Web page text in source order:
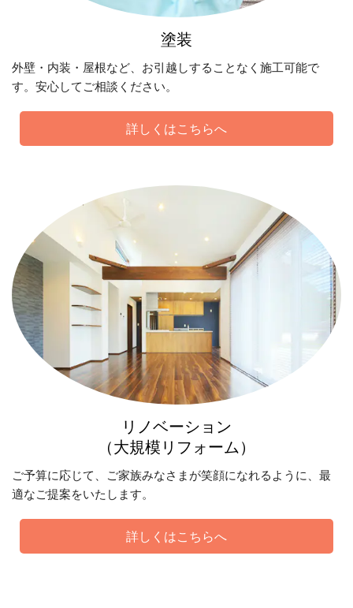
塗装
外壁・内装・屋根など、お引越しすることなく施工可能で
す。安心してご相談ください。
詳しくはこちらへ
リノベーション
（大規模リフォーム）
ご予算に応じて、ご家族みなさまが笑顔になれるように、最
適なご提案をいたします。
詳しくはこちらへ